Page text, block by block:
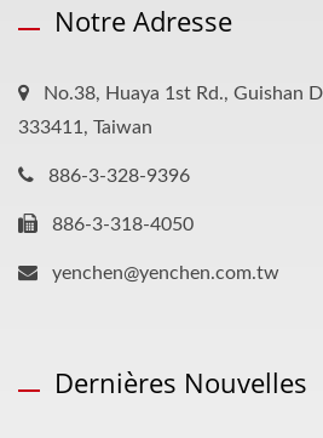
Notre Adresse
No.38, Huaya 1st Rd., Guishan
333411, Taiwan
886-3-328-9396
886-3-318-4050
yenchen@yenchen.com.tw
Dernières Nouvelles